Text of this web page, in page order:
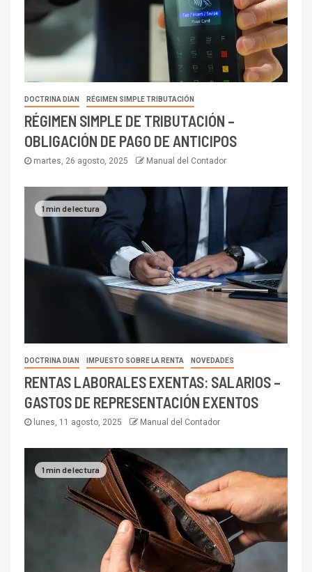
DOCTRINA DIAN RÉGIMEN SIMPLE TRIBUTACIÓN
RÉGIMEN SIMPLE DE TRIBUTACIÓN –
OBLIGACIÓN DE PAGO DE ANTICIPOS
martes, 26 agosto, 2025 Manual del Contador
1 min de lectura
DOCTRINA DIAN IMPUESTO SOBRE LA RENTA NOVEDADES
RENTAS LABORALES EXENTAS: SALARIOS –
GASTOS DE REPRESENTACIÓN EXENTOS
lunes, 11 agosto, 2025 Manual del Contador
1 min de lectura